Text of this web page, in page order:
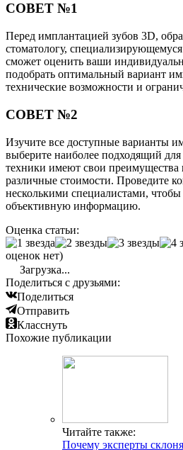
СОВЕТ №1
Перед имплантацией зубов 3D,
стоматологу,
сможет оценить ваши
подобрать оптимальный вариант
технические возможности и
СОВЕТ №2
Изучите все доступные варианты
выберите наиболее подходящий
техники имеют свои преимущества
различные стоимости. Проведите
несколькими специалистами,
объективную информацию.
Оценка статьи:
оценок нет)
Загрузка...
Поделиться с друзьями:
Поделиться
Отправить
Класснуть
Похожие публикации
Читайте также:
Почему эксперты